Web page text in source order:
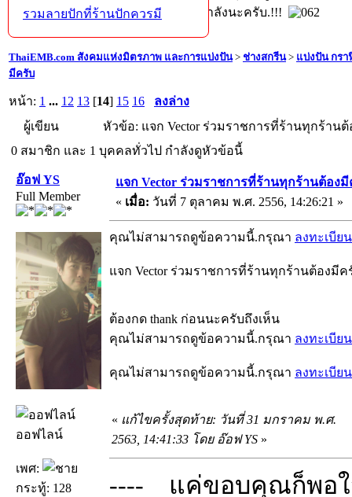
โปรดช่วยบริจาคให้ผู้จัดทำบ้างตามกำลังนะครับ.!!!
ThaiEMB.com สังคมแห่งมิตรภาพ และการแบ่งปัน> ช่างสกรีน> แบ่งปัน กรา
มีครับ
หน้า: 1 ... 12 13 [14] 15 16
ลงล่าง
ผู้เขียน
หัวข้อ: แจก Vector ร่วมราชการที่ร้านทุกร้าน
0 สมาชิก และ 1 บุคคลทั่วไป กำลังดูหัวข้อนี้
อ๊อฟ YS
Full Member
ออฟไลน์
เพศ:
กระทู้: 128
แจก Vector ร่วมราชการที่ร้านทุกร้านต้อง
« เมื่อ: วันที่ 7 ตุลาคม พ.ศ. 2556, 14:26:21 »
คุณไม่สามารถดูข้อความนี้.กรุณา ลงทะเบียน
แจก Vector ร่วมราชการที่ร้านทุกร้านต้องมีค
ต้องกด thank ก่อนนะครับถึงเห็น
คุณไม่สามารถดูข้อความนี้.กรุณา ลงทะเบียน
คุณไม่สามารถดูข้อความนี้.กรุณา ลงทะเบียน
« แก้ไขครั้งสุดท้าย: วันที่ 31 มกราคม พ.ศ.
2563, 14:41:33 โดย อ๊อฟ YS »
---- แค่ขอบคุณก็พอใ
รวมลายปักที่ร้านปักควรมี